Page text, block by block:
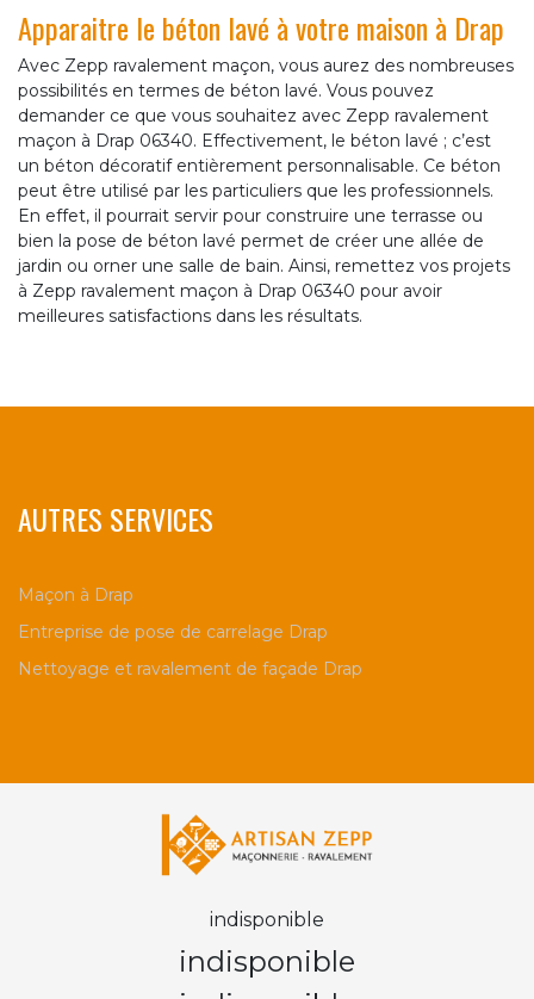
Apparaitre le béton lavé à votre maison à Drap
Avec Zepp ravalement maçon, vous aurez des nombreuses
possibilités en termes de béton lavé. Vous pouvez
demander ce que vous souhaitez avec Zepp ravalement
maçon à Drap 06340. Effectivement, le béton lavé ; c’est
un béton décoratif entièrement personnalisable. Ce béton
peut être utilisé par les particuliers que les professionnels.
En effet, il pourrait servir pour construire une terrasse ou
bien la pose de béton lavé permet de créer une allée de
jardin ou orner une salle de bain. Ainsi, remettez vos projets
à Zepp ravalement maçon à Drap 06340 pour avoir
meilleures satisfactions dans les résultats.
AUTRES SERVICES
Maçon à Drap
Entreprise de pose de carrelage Drap
Nettoyage et ravalement de façade Drap
indisponible
indisponible